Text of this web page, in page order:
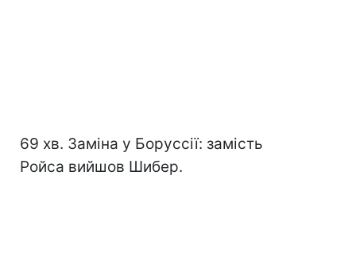
69 хв. Заміна у Боруссії: замість
Ройса вийшов Шибер.